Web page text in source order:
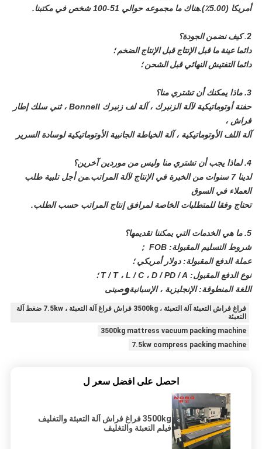
أمريكا (5.00٪).هناك ما مجموعه حوالي 51-100 شخص في مكتبنا.
2. كيف نضمن الجودة؟
دائما عينة ما قبل الإنتاج قبل الإنتاج الضخم ؛
دائما التفتيش النهائي قبل الشحن ؛
3. ماذا يمكنك أن تشتري منا؟
حفنة أوتوماتيكية لآلة الزنبرك ، آلة لف زنبرك Bonnell ، ثني سلك إطار
فراش ،
آلة اللف الأوتوماتيكية ، آلة الخياطة الجانبية الأوتوماتيكية لوسادة السرير
4. لماذا يجب أن تشتري منا وليس من موردين آخرين؟
لدينا 7 سنوات من الخبرة في الإنتاج لآلة المراتب.من أجل تلبية طلب
العملاء في السوق
تحتاج وفقا للمتطلبات الخاصة لمرافق إنتاج المراتب حسب الطلب.
5. ما هي الخدمات التي يمكننا تقديمها؟
شروط التسليم المقبولة: FOB ；
عملة الدفع المقبولة: دولار أمريكي ؛
نوع الدفع المقبول: T / T ، L / C ، D / PD / A ؛
اللغة المنطوقة: الإنجليزية ، الإسبانيةوصينى
فراغ فراش التعبئة آلة التعبئة ، 3500kg فراش فراغ آلة التعبئة ، 7.5kw ضغط آلة
التعبئة
3500kg mattress vacuum packing machine
7.5kw compress packing machine
احصل على افضل سعر ل
3500kg فراغ فراش آلة التعبئة والتغليف
فيلم التعبئة والتغليف